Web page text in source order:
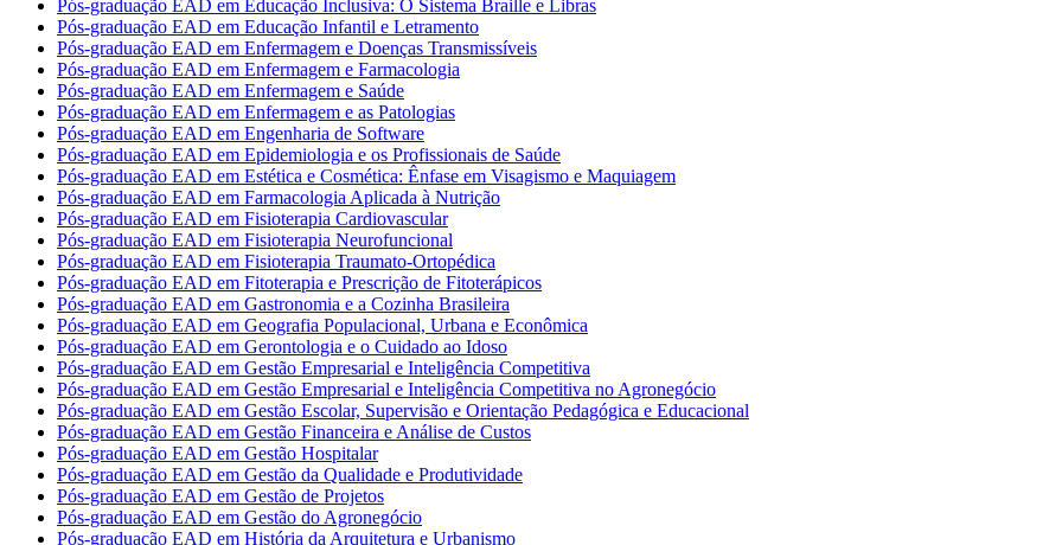
Pós-graduação EAD em Educação Inclusiva: O Sistema Braille e Libras
Pós-graduação EAD em Educação Infantil e Letramento
Pós-graduação EAD em Enfermagem e Doenças Transmissíveis
Pós-graduação EAD em Enfermagem e Farmacologia
Pós-graduação EAD em Enfermagem e Saúde
Pós-graduação EAD em Enfermagem e as Patologias
Pós-graduação EAD em Engenharia de Software
Pós-graduação EAD em Epidemiologia e os Profissionais de Saúde
Pós-graduação EAD em Estética e Cosmética: Ênfase em Visagismo e Maquiagem
Pós-graduação EAD em Farmacologia Aplicada à Nutrição
Pós-graduação EAD em Fisioterapia Cardiovascular
Pós-graduação EAD em Fisioterapia Neurofuncional
Pós-graduação EAD em Fisioterapia Traumato-Ortopédica
Pós-graduação EAD em Fitoterapia e Prescrição de Fitoterápicos
Pós-graduação EAD em Gastronomia e a Cozinha Brasileira
Pós-graduação EAD em Geografia Populacional, Urbana e Econômica
Pós-graduação EAD em Gerontologia e o Cuidado ao Idoso
Pós-graduação EAD em Gestão Empresarial e Inteligência Competitiva
Pós-graduação EAD em Gestão Empresarial e Inteligência Competitiva no Agronegócio
Pós-graduação EAD em Gestão Escolar, Supervisão e Orientação Pedagógica e Educacional
Pós-graduação EAD em Gestão Financeira e Análise de Custos
Pós-graduação EAD em Gestão Hospitalar
Pós-graduação EAD em Gestão da Qualidade e Produtividade
Pós-graduação EAD em Gestão de Projetos
Pós-graduação EAD em Gestão do Agronegócio
Pós-graduação EAD em História da Arquitetura e Urbanismo